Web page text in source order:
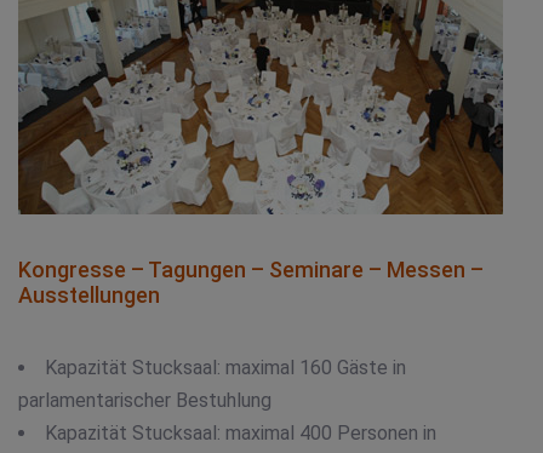
Kongresse – Tagungen – Seminare – Messen –
Ausstellungen
Kapazität Stucksaal: maximal 160 Gäste in
parlamentarischer Bestuhlung
Kapazität Stucksaal: maximal 400 Personen in